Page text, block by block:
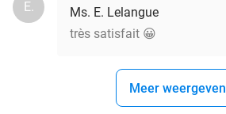
E.
Ms. E. Lelangue
très satisfait 😀
Meer weergeven